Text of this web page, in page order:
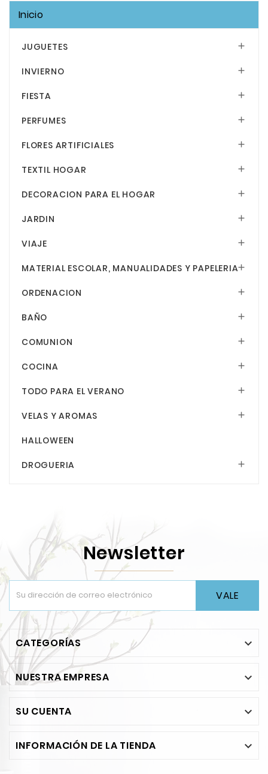
Inicio
JUGUETES 
INVIERNO 
FIESTA 
PERFUMES 
FLORES ARTIFICIALES 
TEXTIL HOGAR 
DECORACION PARA EL HOGAR 
JARDIN 
VIAJE 
MATERIAL ESCOLAR, MANUALIDADES Y PAPELERIA
ORDENACION 
BAÑO 
COMUNION 
COCINA 
TODO PARA EL VERANO 
VELAS Y AROMAS 
HALLOWEEN
DROGUERIA 
Newsletter
VALE
CATEGORÍAS 
NUESTRA EMPRESA 
SU CUENTA 
INFORMACIÓN DE LA TIENDA 